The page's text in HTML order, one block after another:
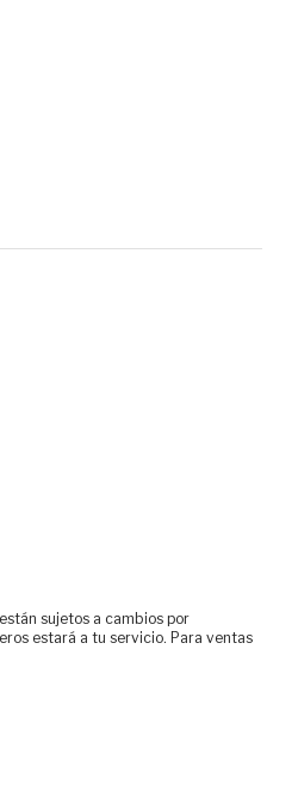
están sujetos a cambios por
estará a tu servicio. Para ventas